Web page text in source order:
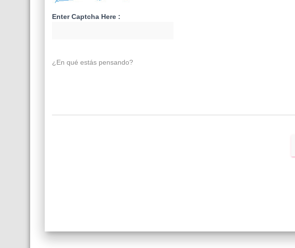
Enter Captcha Here :
¿En qué estás pensando?